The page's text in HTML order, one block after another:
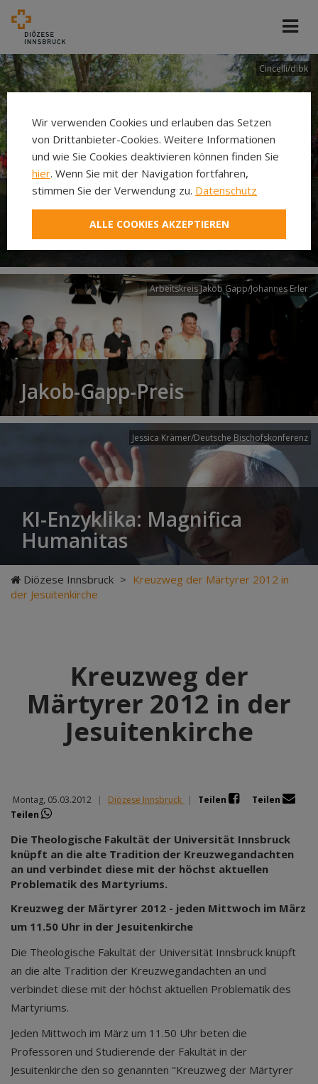
Cincelli/dibk
Neuer Pilgerweg Via
Laudato si’
Arbeitskreis Jakob Gapp/Johannes Erler
Jakob-Gapp-Preis
Jessica Krämer/Deutsche Bischofskonferenz
KI-Enzyklika: Magnifica
Humanitas
Diözese Innsbruck > Kreuzweg der Märtyrer 2012 in
der Jesuitenkirche
Kreuzweg der
Märtyrer 2012 in der
Jesuitenkirche
Montag, 05.03.2012 | Diözese Innsbruck | Teilen
Teilen
Teilen
Die Theologische Fakultät der Universität Innsbruck
knüpft an die alte Tradition der Kreuzwegandachten
an und verbindet diese mit der höchst aktuellen
Problematik des Martyriums.
Kreuzweg der Märtyrer 2012 - jeden Mittwoch im März
um 11.50 Uhr in der Jesuitenkirche
Die Theologische Fakultät der Universität Innsbruck knüpft
an die alte Tradition der Kreuzwegandachten an und
verbindet diese mit der höchst aktuellen Problematik des
Martyriums.
Jeden Mittwoch im März um 11.50 Uhr beten die
Professoren und Studierende der Fakultät in der
Jesuitenkirche den so genannten "Kreuzweg der Märtyrer
Wir verwenden Cookies und erlauben das Setzen
von Drittanbieter-Cookies. Weitere Informationen
und wie Sie Cookies deaktivieren können finden Sie
hier. Wenn Sie mit der Navigation fortfahren,
stimmen Sie der Verwendung zu. Datenschutz
ALLE COOKIES AKZEPTIEREN